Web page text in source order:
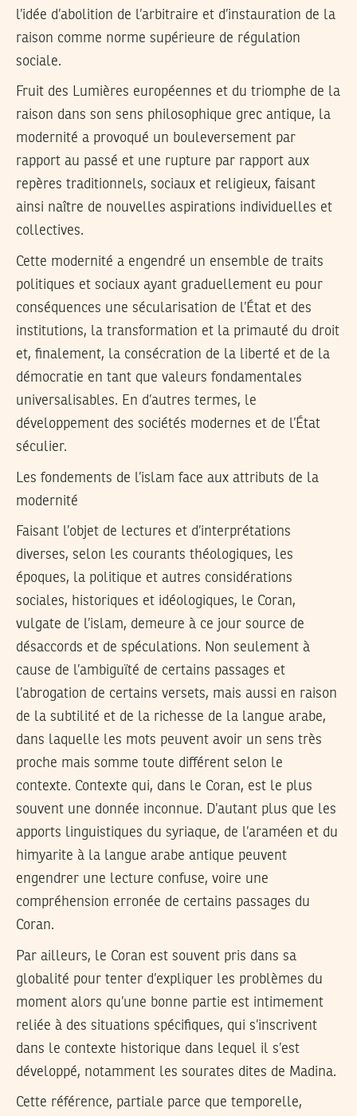
l’idée d’abolition de l’arbitraire et d’instauration de la
raison comme norme supérieure de régulation
sociale.
Fruit des Lumières européennes et du triomphe de la
raison dans son sens philosophique grec antique, la
modernité a provoqué un bouleversement par
rapport au passé et une rupture par rapport aux
repères traditionnels, sociaux et religieux, faisant
ainsi naître de nouvelles aspirations individuelles et
collectives.
Cette modernité a engendré un ensemble de traits
politiques et sociaux ayant graduellement eu pour
conséquences une sécularisation de l’État et des
institutions, la transformation et la primauté du droit
et, finalement, la consécration de la liberté et de la
démocratie en tant que valeurs fondamentales
universalisables. En d’autres termes, le
développement des sociétés modernes et de l’État
séculier.
Les fondements de l’islam face aux attributs de la
modernité
Faisant l’objet de lectures et d’interprétations
diverses, selon les courants théologiques, les
époques, la politique et autres considérations
sociales, historiques et idéologiques, le Coran,
vulgate de l’islam, demeure à ce jour source de
désaccords et de spéculations. Non seulement à
cause de l’ambiguïté de certains passages et
l’abrogation de certains versets, mais aussi en raison
de la subtilité et de la richesse de la langue arabe,
dans laquelle les mots peuvent avoir un sens très
proche mais somme toute différent selon le
contexte. Contexte qui, dans le Coran, est le plus
souvent une donnée inconnue. D’autant plus que les
apports linguistiques du syriaque, de l’araméen et du
himyarite à la langue arabe antique peuvent
engendrer une lecture confuse, voire une
compréhension erronée de certains passages du
Coran.
Par ailleurs, le Coran est souvent pris dans sa
globalité pour tenter d’expliquer les problèmes du
moment alors qu’une bonne partie est intimement
reliée à des situations spécifiques, qui s’inscrivent
dans le contexte historique dans lequel il s’est
développé, notamment les sourates dites de Madina.
Cette référence, partiale parce que temporelle,